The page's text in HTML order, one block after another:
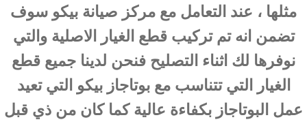
مثلها ، عند التعامل مع مركز صيانة بيكو سوف
تضمن انه تم تركيب قطع الغيار الاصلية والتي
نوفرها لك اثناء التصليح فنحن لدينا جميع قطع
الغيار التي تتناسب مع بوتاجاز بيكو التي تعيد
عمل البوتاجاز بكفاءة عالية كما كان من ذي قبل